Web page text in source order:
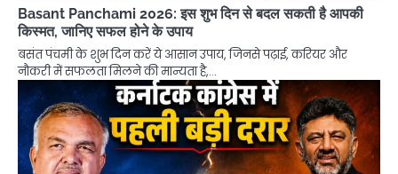
Basant Panchami 2026: इस शुभ दिन से बदल सकती है आपकी
किस्मत, जानिए सफल होने के उपाय
बसंत पंचमी के शुभ दिन करें ये आसान उपाय, जिनसे पढ़ाई, करियर और
नौकरी में सफलता मिलने की मान्यता है,…